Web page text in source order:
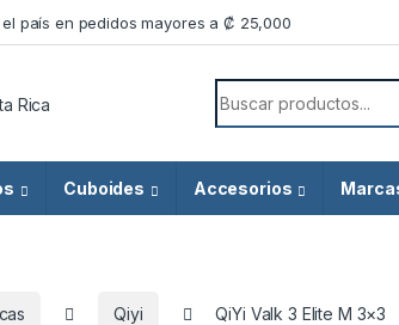
el país en pedidos mayores a ₡ 25,000
Search for:
Cuboides Accesorios
Qiyi QiYi Valk 3 Elite M 3×3